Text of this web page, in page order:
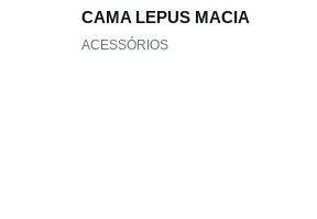
Avaliação
0
de
5
CAMA LEPUS MACIA
ACESSÓRIOS